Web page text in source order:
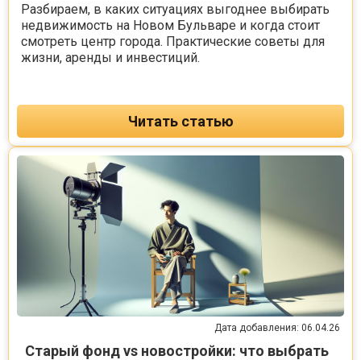
Разбираем, в каких ситуациях выгоднее выбирать
недвижимость на Новом Бульваре и когда стоит
смотреть центр города. Практические советы для
жизни, аренды и инвестиций.
Читать статью
Дата добавления: 06.04.26
Старый фонд vs новостройки: что выбрать